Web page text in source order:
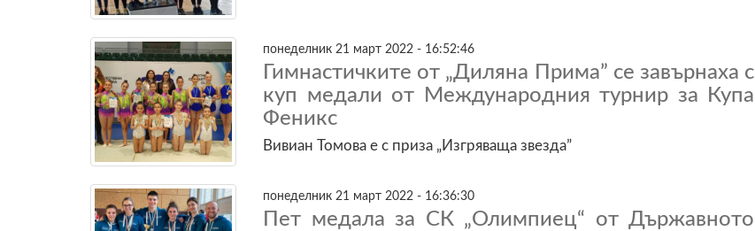
понеделник 21 март 2022 - 16:52:46
Гимнастичките от „Диляна Прима” се завърнаха с
куп медали от Международния турнир за Купа
Феникс
Вивиан Томова е с приза „Изгряваща звезда”
понеделник 21 март 2022 - 16:36:30
Пет медала за СК „Олимпиец“ от Държавното